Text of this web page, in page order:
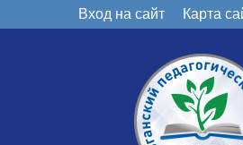
Вход на сайт Карта